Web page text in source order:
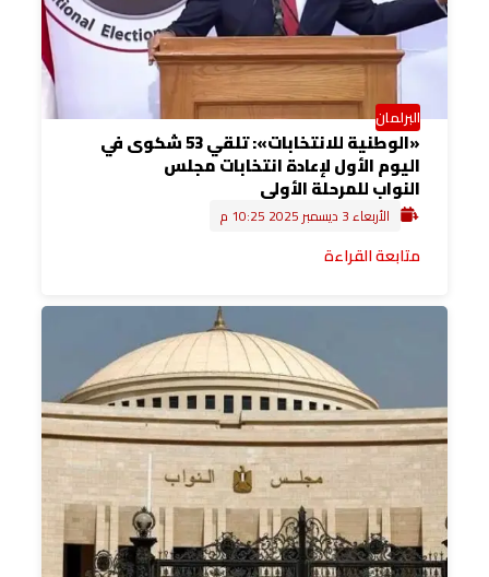
البرلمان
«الوطنية للانتخابات»: تلقي 53 شكوى في
اليوم الأول لإعادة انتخابات مجلس
النواب للمرحلة الأولى
الأربعاء 3 ديسمبر 2025 10:25 م
متابعة القراءة